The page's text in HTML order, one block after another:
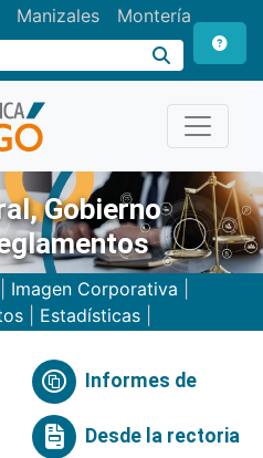
Manizales Montería
Gobierno
Imagen Corporativa
Estadísticas
Informes de
Desde la rectoria